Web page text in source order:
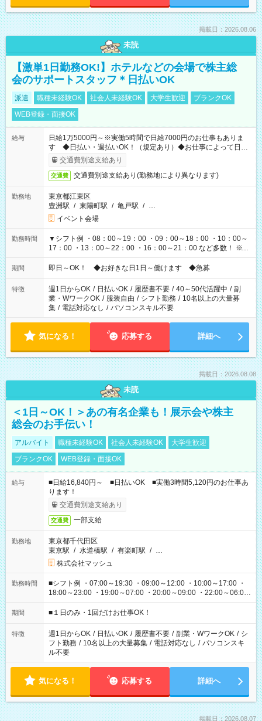
掲載日：2026.08.06
未読
【激単1日勤務OK!】ホテルなどの会場で株主総
会のサポートスタッフ＊日払いOK
派遣 職種未経験OK 社会人未経験OK 大学生歓迎
ブランクOK
WEB登録・面接OK
給与
日給1万5000円～※実働5時間で日給7000円のお仕事もありま
す ◆日払い・週払いOK！（規定あり）◆お仕事によって日給
も異なります
交通費別途支給あり
交通費 交通費別途支給あり(勤務地により異なります)
勤務地
東京都江東区
豊洲駅 / 東陽町駅 / 亀戸駅 / …
イベント会場
勤務時間
▼シフト例 ・08：00～19：00 ・09：00～18：00 ・10：00～
17：00 ・13：00～22：00 ・16：00～21：00 など多数！ ※お
仕事により勤務時間が異なります
期間 即日～OK！ ◆お好きな日1日～働けます ◆急募
特徴 週1日からOK / 日払いOK / 履歴書不要 / 40～50代活躍中 / 副
業・WワークOK / 服装自由 / シフト勤務 / 10名以上の大量募
集 / 電話対応なし / パソコンスキル不要
気になる！ 応募する 詳細へ
掲載日：2026.08.08
未読
＜1日～OK！＞あの有名企業も！展示会や株主
総会のお手伝い！
アルバイト 職種未経験OK 社会人未経験OK
大学生歓迎
ブランクOK
WEB登録・面接OK
給与
■日給16,840円～ ■日払いOK ■実働3時間5,120円のお仕事あ
ります！
交通費別途支給あり
交通費 一部支給
勤務地
東京都千代田区
東京駅 / 水道橋駅 / 有楽町駅 / …
株式会社マッシュ
勤務時間
■シフト例 ・07:00～19:30 ・09:00～12:00 ・10:00～17:00 ・
18:00～23:00 ・19:00～07:00 ・20:00～09:00 ・22:00～06:00
etc ★最短で3時間で5,120円のお仕事から 15時間で2万円近く稼
げるお仕事も！ ご希望のお時間に合わせてご紹介！ ※シフトは
ください！
期間 ■１日のみ・1回だけお仕事OK！
特徴 週1日からOK / 日払いOK / 履歴書不要 / 副業・WワークOK / シ
フト勤務 / 10名以上の大量募集 / 電話対応なし / パソコンスキ
ル不要
気になる！ 応募する 詳細へ
掲載日：2026.08.07